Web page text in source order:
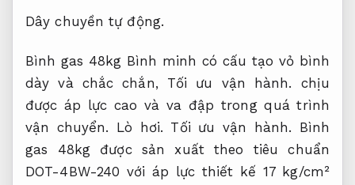
Dây chuyền tự động.
Bình gas 48kg Bình minh có cấu tạo vỏ bình
dày và chắc chắn, Tối ưu vận hành. chịu
được áp lực cao và va đập trong quá trình
vận chuyển. Lò hơi. Tối ưu vận hành. Bình
gas 48kg được sản xuất theo tiêu chuẩn
DOT-4BW-240 với áp lực thiết kế 17 kg/cm²